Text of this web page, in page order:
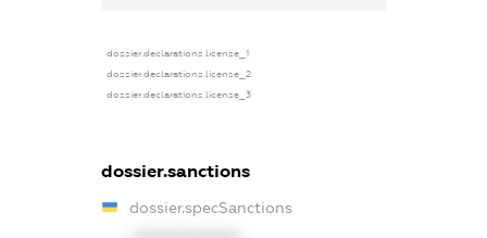
dossier.declarations.license_1
dossier.declarations.license_2
dossier.declarations.license_3
dossier.sanctions
dossier.specSanctions